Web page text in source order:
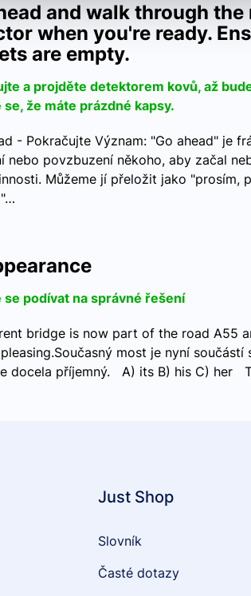
and walk through the
when you're ready.
are empty.
a projděte detektorem kovů, až
se, že máte prázdné kapsy.
- Pokračujte Význam: "Go ahead" je
nebo povzbuzení někoho, aby začal
Můžeme jí přeložit jako "prosím,
se podívat na správné řešení
bridge is now part of the road A55
most je nyní součástí
docela příjemný. A) its B) his C) her
Just Shop
Slovník
Časté dotazy